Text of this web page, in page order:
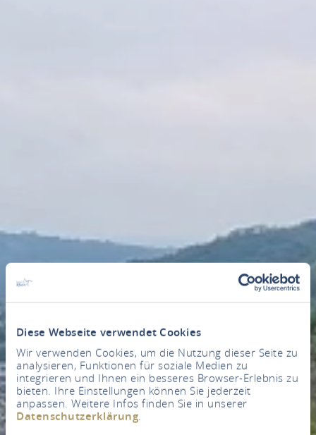
Diese Webseite verwendet Cookies
Wir verwenden Cookies, um die Nutzung dieser Seite zu
analysieren, Funktionen für soziale Medien zu
integrieren und Ihnen ein besseres Browser-Erlebnis zu
bieten. Ihre Einstellungen können Sie jederzeit
anpassen. Weitere Infos finden Sie in unserer
Datenschutzerklärung.